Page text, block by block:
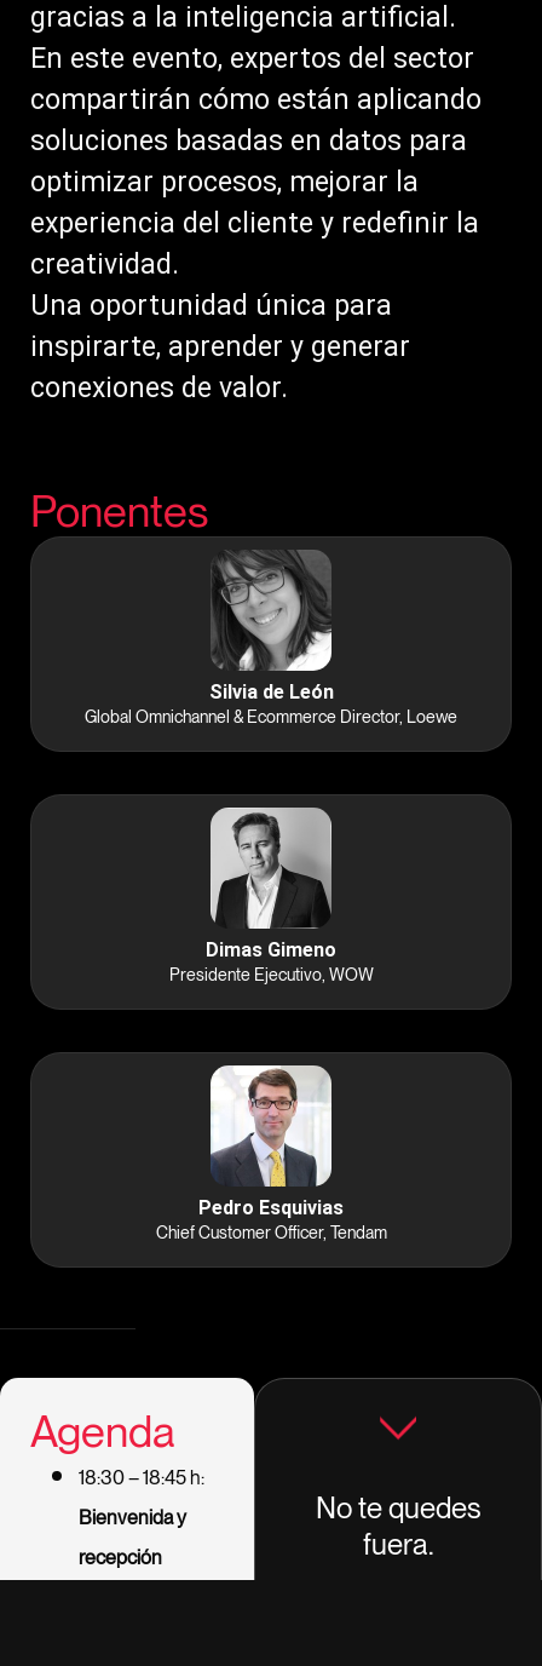
gracias a la inteligencia artificial.
En este evento, expertos del sector
compartirán cómo están aplicando
soluciones basadas en datos para
optimizar procesos, mejorar la
experiencia del cliente y redefinir la
creatividad.
Una oportunidad única para
inspirarte, aprender y generar
conexiones de valor.
Ponentes
Silvia de León
Global Omnichannel & Ecommerce Director, Loewe
Dimas Gimeno
Presidente Ejecutivo, WOW
Pedro Esquivias
Chief Customer Officer, Tendam
Agenda
18:30 – 18:45 h:
Bienvenida y
recepción
No te quedes
fuera.